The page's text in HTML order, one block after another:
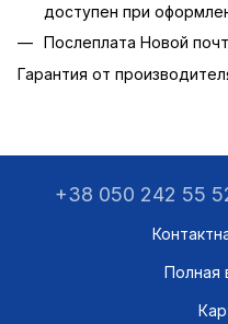
доступен при
Послеплата Новой
Гарантия от
+38 050 242 55
Полная